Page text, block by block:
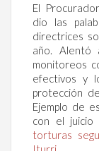
El
dio las
directrices
año.
monitoreos
efectivos y
protección
Ejemplo de
con el juicio
torturas